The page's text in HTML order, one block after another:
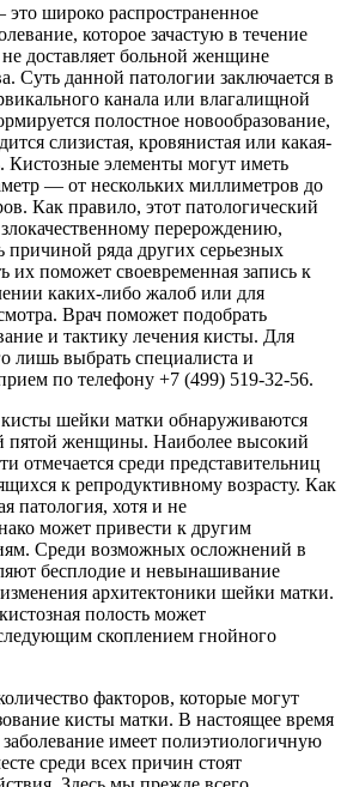
широко распространенное
которое зачастую в течение
доставляет больной женщине
Суть данной патологии заключается в
канала или влагалищной
полостное новообразование,
слизистая, кровянистая или какая-
Кистозные элементы могут иметь
— от нескольких миллиметров до
Как правило, этот патологический
перерождению,
причиной ряда других серьезных
их поможет своевременная запись к
каких-либо жалоб или для
Врач поможет подобрать
и тактику лечения кисты. Для
лишь выбрать специалиста и
по телефону +7 (499) 519-32-56​.
кисты шейки матки обнаруживаются
пятой женщины. Наиболее высокий
отмечается среди представительниц
к репродуктивному возрасту. Как
патология, хотя и не
может привести к другим
Среди возможных осложнений в
бесплодие и невынашивание
архитектоники шейки матки.
полость может
скоплением гнойного
факторов, которые могут
кисты матки. В настоящее время
заболевание имеет полиэтиологичную
среди всех причин стоят